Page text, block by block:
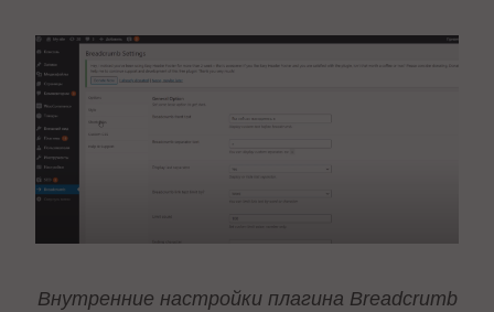
Внутренние настройки плагина Breadcrumb